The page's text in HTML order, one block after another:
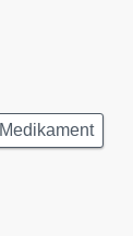
Medikament